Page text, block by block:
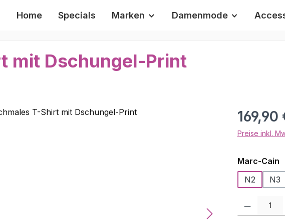
Home Specials Marken Damenmode
mit Dschungel-Print
Regulärer
169,90
Preise inkl.
Marc-Cain
N2
N3
Produkt